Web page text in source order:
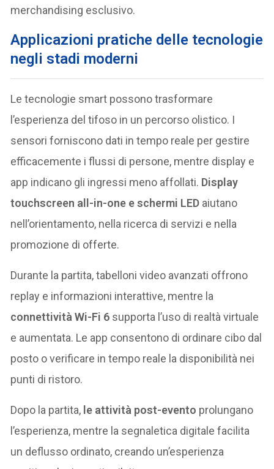
merchandising esclusivo.
Applicazioni pratiche delle tecnologie
negli stadi moderni
Le tecnologie smart possono trasformare
l’esperienza del tifoso in un percorso olistico. I
sensori forniscono dati in tempo reale per gestire
efficacemente i flussi di persone, mentre display e
app indicano gli ingressi meno affollati. Display
touchscreen all-in-one e schermi LED aiutano
nell’orientamento, nella ricerca di servizi e nella
promozione di offerte.
Durante la partita, tabelloni video avanzati offrono
replay e informazioni interattive, mentre la
connettività Wi-Fi 6 supporta l’uso di realtà virtuale
e aumentata. Le app consentono di ordinare cibo dal
posto o verificare in tempo reale la disponibilità nei
punti di ristoro.
Dopo la partita, le attività post-evento prolungano
l’esperienza, mentre la segnaletica digitale facilita
un deflusso ordinato, creando un’esperienza